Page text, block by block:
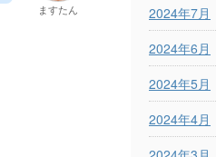
ますたん
2024年7月
2024年6月
2024年5月
2024年4月